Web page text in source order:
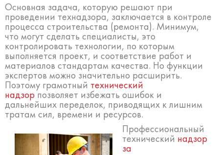
Основная задача, которую решают при
проведении технадзора, заключается в контроле
процесса строительства (ремонта). Минимум,
что могут сделать специалисты, это
контролировать технологии, по которым
выполняется проект, и соответствие работ и
материалов стандартам качества. Но функции
экспертов можно значительно расширить.
Поэтому грамотный технический
надзорпозволяет избежать ошибок и
дальнейших переделок, приводящих к лишним
тратам сил, времени и ресурсов.
Профессиональный
технический надзор
за